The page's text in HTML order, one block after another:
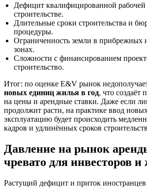
Дефицит квалифицированной
строительстве.
Длительные сроки строительства и
процедуры.
Ограниченность земли в прибрежных
зонах.
Сложности с финансированием
строительство.
Итог: по оценке E&V рынок
новых единиц жилья в год, что создаёт
на цены и арендные ставки. Даже если
продолжит расти, на практике ввод
эксплуатацию будет происходить
кадров и удлинённых сроков
Давление на рынок
чревато для инвесторов
Растущий дефицит и приток